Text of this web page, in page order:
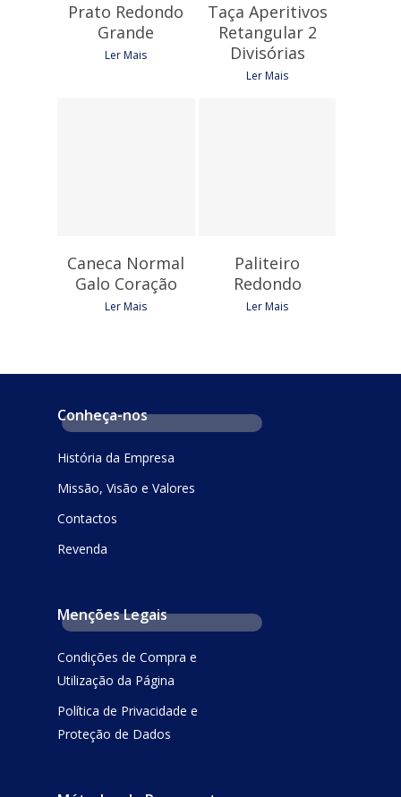
Prato Redondo
Grande
Ler Mais
Taça Aperitivos
Retangular 2
Divisórias
Ler Mais
Caneca Normal
Galo Coração
Ler Mais
Paliteiro
Redondo
Ler Mais
Conheça-nos
História da Empresa
Missão, Visão e Valores
Contactos
Revenda
Menções Legais
Condições de Compra e
Utilização da Página
Política de Privacidade e
Proteção de Dados